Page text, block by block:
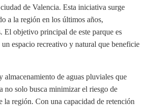
de Valencia. Esta iniciativa surge
a la región en los últimos años,
El objetivo principal de este parque es
espacio recreativo y natural que beneficie
de aguas pluviales que
no solo busca minimizar el riesgo de
la región. Con una capacidad de retención